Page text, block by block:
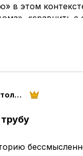
в этом
«сравнить
ли в бюджет».
звонить на
за быстрое
как то,
измениться
давления.
Галина Позёмина. Маркетолог/Авитолог/Таргетолог